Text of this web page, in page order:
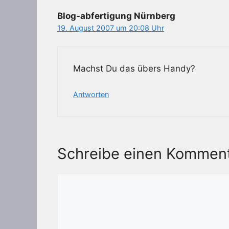
Blog-abfertigung Nürnberg
19. August 2007 um 20:08 Uhr
Machst Du das übers Handy?
Antworten
Schreibe einen